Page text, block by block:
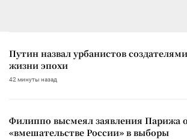
Путин назвал урбанистов
жизни эпохи
42 минуты назад
Филиппо высмеял заявления Парижа о
«вмешательстве России» в выборы